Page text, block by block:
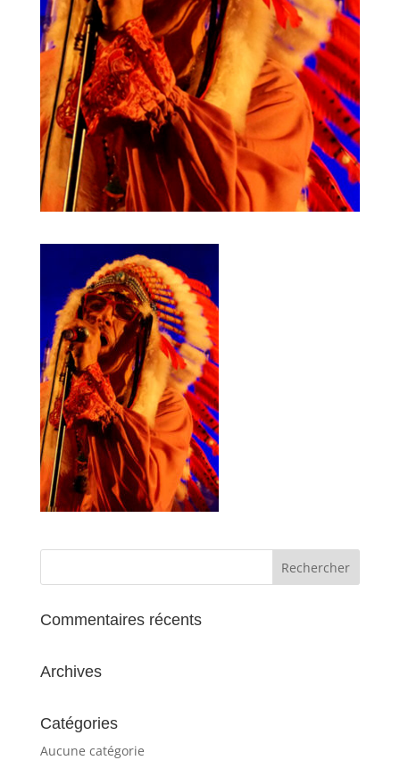
Commentaires récents
Archives
Catégories
Aucune catégorie